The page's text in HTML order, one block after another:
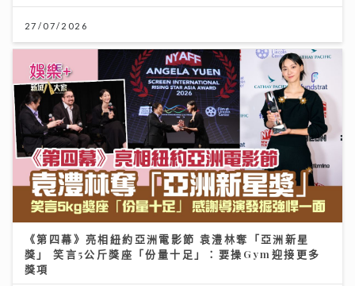
27/07/2026
《第四幕》亮相紐約亞洲電影節 袁澧林奪「亞洲新星
獎」 笑言5公斤獎座「份量十足」：要操Gym迎接更多
獎項